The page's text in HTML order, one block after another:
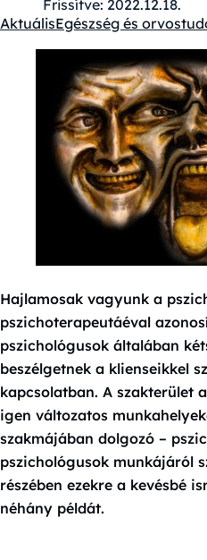
Frissítve: 2022.12.18.
Kategóriák:
AktuálisEgészség és
Hajlamosak vagyunk a
pszichoterapeutáéval
pszichológusok általában
beszélgetnek a klienseikkel
kapcsolatban. A szakterület
igen változatos
szakmájában dolgozó –
pszichológusok munkájáról
részében ezekre a kevésbé
néhány példát.